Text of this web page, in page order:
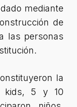
mediante
de
las personas
la
kids, 5 y 10